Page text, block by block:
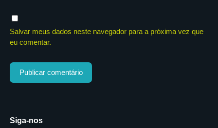
Salvar meus dados neste navegador para a próxima vez que
eu comentar.
Siga-nos